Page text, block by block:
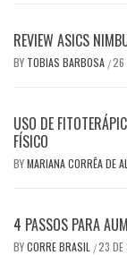
REVIEW ASICS
BY TOBIAS BARBOSA /26
USO DE
FÍSICO
BYMARIANA CORRÊA DE
4 PASSOS PARA
BYCORRE BRASIL /23 DE